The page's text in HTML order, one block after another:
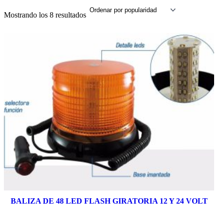
Mostrando los 8 resultadosOrdenado
BALIZA DE 48 LED FLASH GIRATORIA 12 Y 24 VOLT